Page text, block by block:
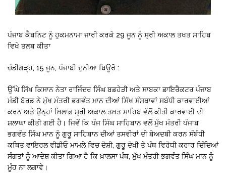
ਪੰਜਾਬ ਕੈਬਨਿਟ ਨੂੰ ਹੁਕਮਨਾਮਾ ਜਾਰੀ ਕਰਕੇ 29 ਜੂਨ ਨੂੰ ਸ੍ਰੀ ਅਕਾਲ ਤਖਤ ਸਾਹਿਬ
ਵਿਖੇ ਤਲਬ ਕੀਤਾ
ਚੰਡੀਗੜ੍ਹ, 15 ਜੂਨ, ਪੰਜਾਬੀ ਦੁਨੀਆ ਬਿਊਰੋ :
ਉੱਘੇ ਸਿੱਖ ਕਿਸਾਨ ਨੇਤਾ ਰਾਜਿੰਦਰ ਸਿੰਘ ਬਡਹੇੜੀ ਅਤੇ ਸਾਬਕਾ ਡਾਇਰੈਕਟਰ ਪੰਜਾਬ
ਮੰਡੀ ਬੋਰਡ ਨੇ ਮੁੱਖ ਮੰਤਰੀ ਭਗਵੰਤ ਮਾਨ ਦੀਆਂ ਸਿੱਖ ਸੰਸਥਾਵਾਂ ਸਬੰਧੀ ਕਾਰਵਾਈਆਂ
ਕਰਨ ਅਤੇ ਉਨ੍ਹਾਂ ਖ਼ਿਲਾਫ਼ ਸ੍ਰੀ ਅਕਾਲ ਤਖ਼ਤ ਸਾਹਿਬ ਵੱਲੋਂ ਕੀਤੀ ਕਾਰਵਾਈ ਦੀ
ਸ਼ਲਾਘਾ ਕੀਤੀ ਗਈ ਹੈ। ਜਿਵੇਂ ਕਿ ਪੰਜ ਸਿੰਘ ਸਾਹਿਬਾਨ ਵਲੋਂ ਮੁੱਖ ਮੰਤਰੀ ਪੰਜਾਬ
ਭਗਵੰਤ ਸਿੰਘ ਮਾਨ ਨੂੰ ਗੁਰੂ ਸਾਹਿਬਾਨ ਦੀਆਂ ਤਸਵੀਰਾਂ ਦੀ ਬੇਅਦਬੀ ਕਰਨ ਸੰਬੰਧੀ
ਕਥਿਤ ਵਾਇਰਲ ਵੀਡੀਓ ਮਾਮਲੇ ਵਿਚ ਦੋਸ਼ੀ, ਗੁਰੂ ਦੋਖੀ ਤੇ ਪੰਥ ਵਿਰੋਧੀ ਕਰਾਰ ਦਿੰਦਿਆਂ
ਸੰਗਤਾਂ ਨੂੰ ਆਦੇਸ਼ ਕੀਤਾ ਗਿਆ ਹੈ ਕਿ ਖ਼ਾਲਸਾ ਪੰਥ, ਮੁੱਖ ਮੰਤਰੀ ਭਗਵੰਤ ਸਿੰਘ ਮਾਨ ਨੂੰ
ਮੂੰਹ ਨਾ ਲਗਾਵੇ।